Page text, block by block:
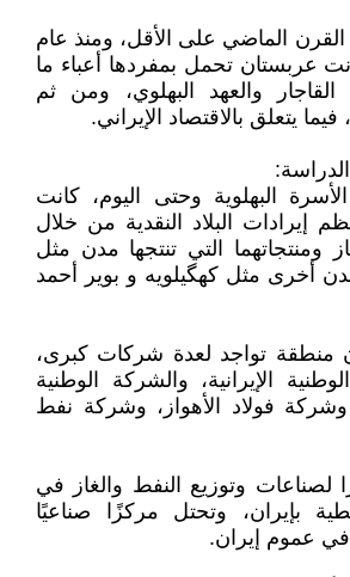
القرن الماضي على الأقل، ومنذ عام
كانت عربستان تحمل بمفردها أعباء ما
والعهد البهلوي، ومن ثم
فيما يتعلق بالاقتصاد الإيراني.
البهلوية وحتى اليوم، كانت
إيرادات البلاد النقدية من خلال
ومنتجاتهما التي تنتجها مدن مثل
أخرى مثل كهگيلويه و بوير أحمد
منطقة تواجد لعدة شركات كبرى،
الإيرانية، والشركة الوطنية
فولاد الأهواز، وشركة نفط
لصناعات وتوزيع النفط والغاز في
بإيران، وتحتل مركزًا صناعيًا
في عموم إيران.